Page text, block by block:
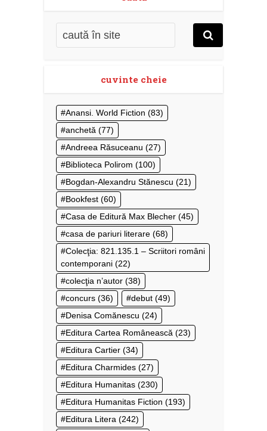
cuvinte cheie
Anansi. World Fiction (83)
anchetă (77)
Andreea Răsuceanu (27)
Biblioteca Polirom (100)
Bogdan-Alexandru Stănescu (21)
Bookfest (60)
Casa de Editură Max Blecher (45)
casa de pariuri literare (68)
Colecţia: 821.135.1 – Scriitori români
contemporani (22)
colecţia n’autor (38)
concurs (36) debut (49)
Denisa Comănescu (24)
Editura Cartea Românească (23)
Editura Cartier (34)
Editura Charmides (27)
Editura Humanitas (230)
Editura Humanitas Fiction (193)
Editura Litera (242)